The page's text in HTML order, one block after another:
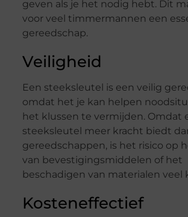
geven als je het nodig hebt. Dit
voor veel timmermannen een
gereedschap.
Veiligheid
Een steeksleutel is een veilig
omdat het je kan helpen
het klussen te vermijden. Omdat
steeksleutel meer kracht biedt
gereedschappen, is het risico op
van bevestigingsmiddelen of het
beschadigen van materialen veel
Kosteneffectief